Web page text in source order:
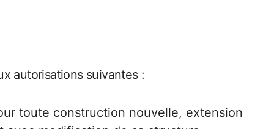
autorisations suivantes :
toute construction nouvelle, extension